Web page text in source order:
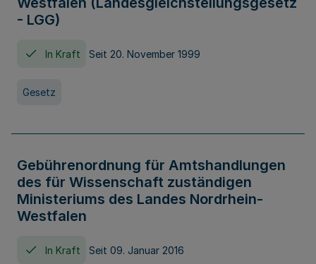
- LGG)
In Kraft Seit 20. November 1999
Gesetz
Gebührenordnung für Amtshandlungen
des für Wissenschaft zuständigen
Ministeriums des Landes Nordrhein-
Westfalen
In Kraft Seit 09. Januar 2016